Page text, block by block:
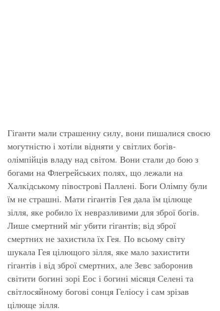
Гіганти мали страшенну силу, вони пишалися своєю
могутністю і хотіли відняти у світлих богів-
олімпійців владу над світом. Вони стали до бою з
богами на Флегрейських полях, що лежали на
Халкідському півострові Паллені. Боги Олімпу були
їм не страшні. Мати гігантів Гея дала їм цілюще
зілля, яке робило їх невразливими для зброї богів.
Лише смертний міг убити гігантів; від зброї
смертних не захистила їх Гея. По всьому світу
шукала Гея цілющого зілля, яке мало захистити
гігантів і від зброї смертних, але Зевс заборонив
світити богині зорі Еос і богині місяця Селені та
світлосяйному богові сонця Геліосу і сам зрізав
цілюще зілля.